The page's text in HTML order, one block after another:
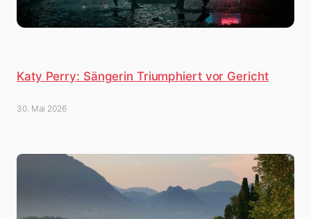
Katy Perry: Sängerin Triumphiert vor Gericht
30. Mai 2026